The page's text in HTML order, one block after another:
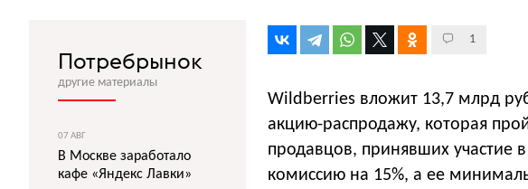
1
Wildberries вложит 13,7 млрд
акцию-распродажу, которая
продавцов, принявших участие
комиссию на 15%, а ее
Потребрынок
другие материалы
07 АВГ
В Москве заработало
кафе «Яндекс Лавки»